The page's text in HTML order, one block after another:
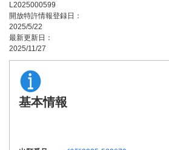
L2025000599
開放特許情報登録日：
2025/5/22
最新更新日：
2025/11/27
基本情報